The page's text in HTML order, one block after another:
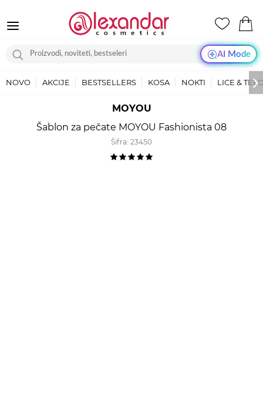
AI Mode
NOVO AKCIJE BESTSELLERS KOSA NOKTI LICE &
MOYOU
Šablon za pečate MOYOU Fashionista 08
Šifra: 23450